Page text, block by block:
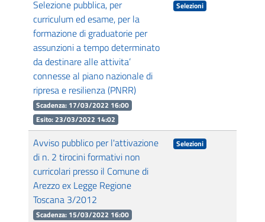
Selezione pubblica, per
curriculum ed esame, per la
formazione di graduatorie per
assunzioni a tempo determinato
da destinare alle attivita’
connesse al piano nazionale di
ripresa e resilienza (PNRR)
Scadenza: 17/03/2022 16:00
Esito: 23/03/2022 14:02
Selezioni
Avviso pubblico per l'attivazione
di n. 2 tirocini formativi non
curricolari presso il Comune di
Arezzo ex Legge Regione
Toscana 3/2012
Scadenza: 15/03/2022 16:00
Selezioni